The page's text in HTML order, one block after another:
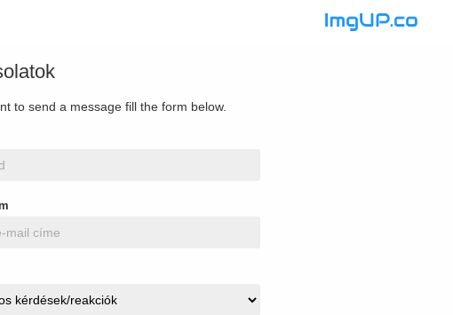
to send a message fill the form below.